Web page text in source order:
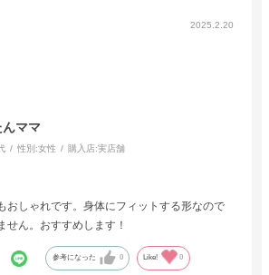
2025.2.20
んママ
性別:女性 購入店:実店舗
おしゃれです。身体にフィットする形なので
せん。おすすめします！
参考になった 0 Like! 0